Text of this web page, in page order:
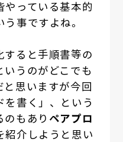
やっている基本的
事ですよね。
すると手順書等の
いうのがどこでも
と思いますが今回
を書く」、という
のもあり ペアプロ
紹介しようと思い